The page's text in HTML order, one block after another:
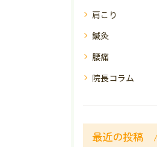
肩こり
鍼灸
腰痛
院長コラム
最近の投稿